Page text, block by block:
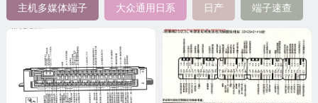
主机多媒体端子 大众通用日系 日产 端子速查